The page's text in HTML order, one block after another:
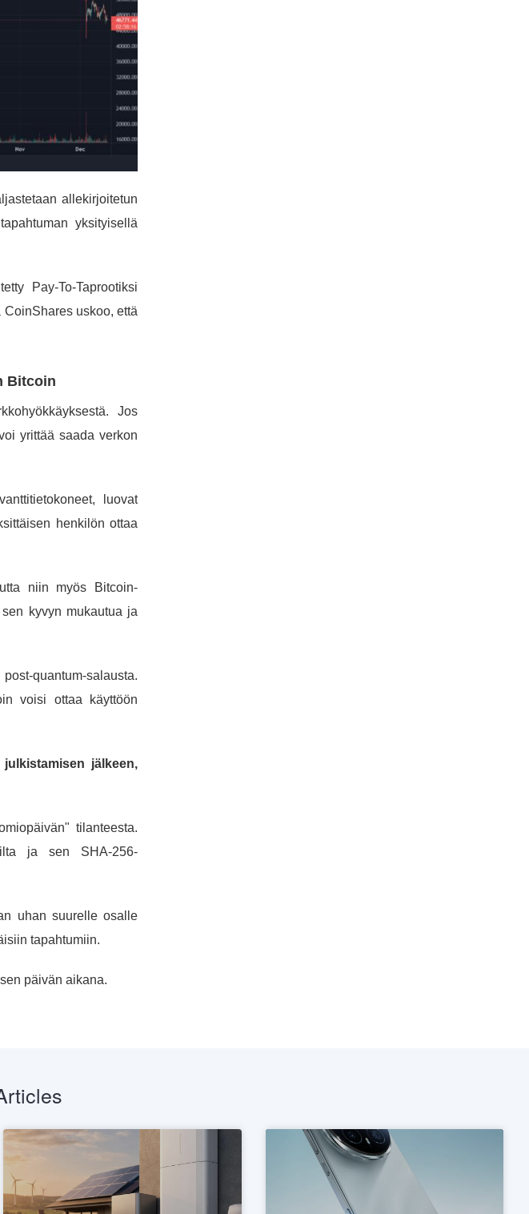
allekirjoitetun
yksityisellä
Pay-To-Taprootiksi
uskoo, että
Bitcoin
Jos
yrittää saada verkon
luovat
henkilön ottaa
niin myös Bitcoin-
kyvyn mukautua ja
quantum-salausta.
voisi ottaa käyttöön
jälkeen,
tilanteesta.
ja sen SHA-256-
uhan suurelle osalle
tapahtumiin.
päivän aikana.